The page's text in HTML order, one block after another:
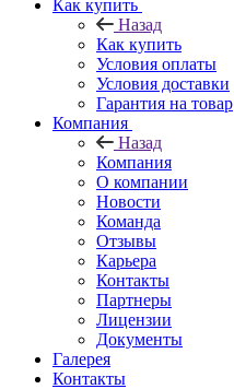
Как купить
Назад
Как купить
Условия оплаты
Условия доставки
Гарантия на товар
Компания
Назад
Компания
О компании
Новости
Команда
Отзывы
Карьера
Контакты
Партнеры
Лицензии
Документы
Галерея
Контакты